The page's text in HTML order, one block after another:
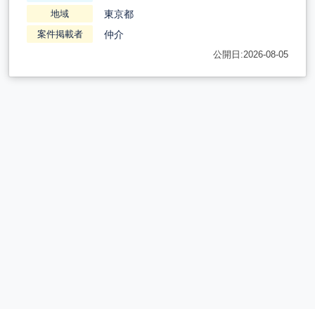
地域 東京都
案件掲載者 仲介
公開日:2026-08-05